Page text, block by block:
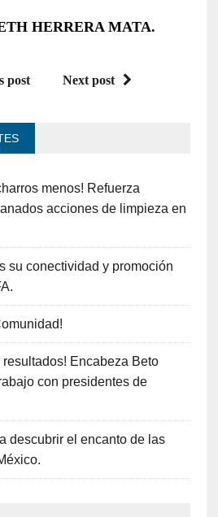
HERRERA MATA.
post Next post
menos! Refuerza
acciones de limpieza en
su conectividad y promoción
resultados! Encabeza Beto
con presidentes de
descubrir el encanto de las